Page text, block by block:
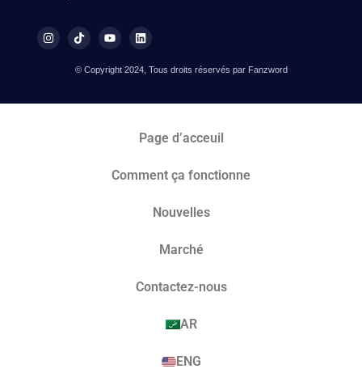
© Copyright 2024, Tous droits réservés par Fanzword
Page d’acceuil
Comment ça fonctionne
Nouvelles
Marché​
Contactez-nous
AR
ENG